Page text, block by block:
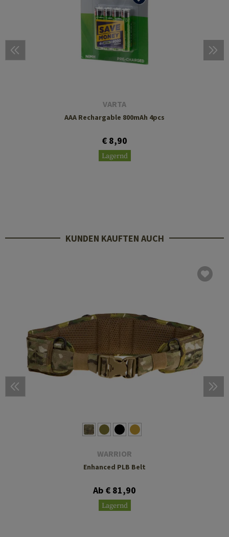
VARTA
AAA Rechargable 800mAh 4pcs
€ 8,90
Lagernd
KUNDEN KAUFTEN AUCH
WARRIOR
Enhanced PLB Belt
Ab € 81,90
Lagernd